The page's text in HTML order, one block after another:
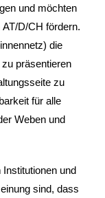
und möchten
D/CH fördern.
die
präsentieren
zu
für alle
Weben und
und
sind, dass